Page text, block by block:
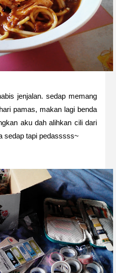
jenjalan. sedap memang
pamas, makan lagi benda
aku dah alihkan cili dari
sedap tapi pedasssss~